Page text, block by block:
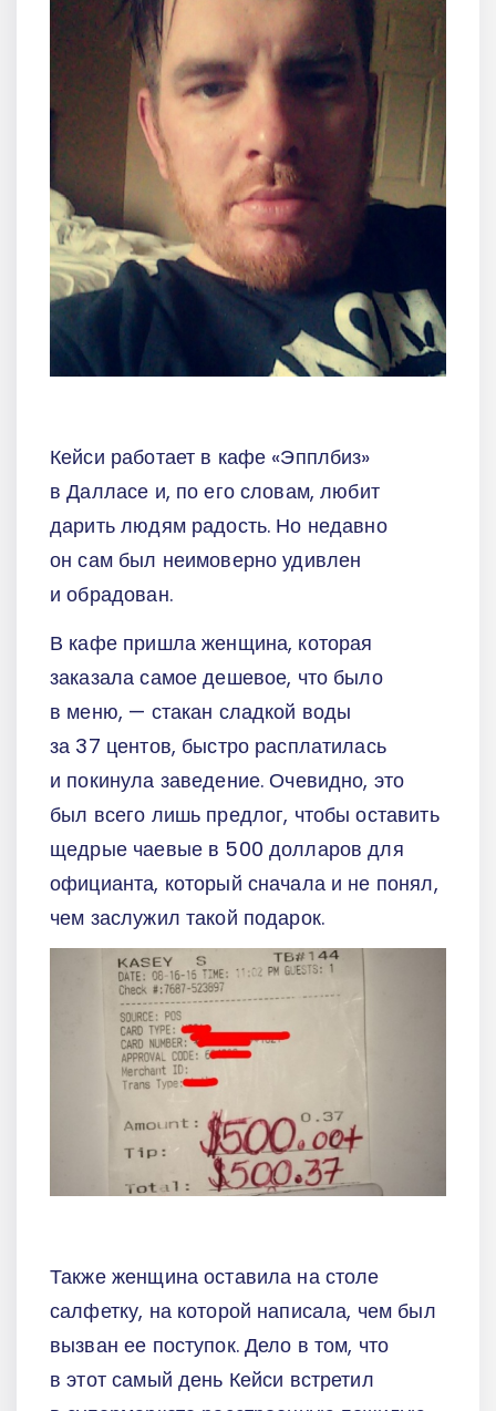
Кейси работает в кафе «Эпплбиз»
в Далласе и, по его словам, любит
дарить людям радость. Но недавно
он сам был неимоверно удивлен
и обрадован.
В кафе пришла женщина, которая
заказала самое дешевое, что было
в меню, — стакан сладкой воды
за 37 центов, быстро расплатилась
и покинула заведение. Очевидно, это
был всего лишь предлог, чтобы оставить
щедрые чаевые в 500 долларов для
официанта, который сначала и не понял,
чем заслужил такой подарок.
Также женщина оставила на столе
салфетку, на которой написала, чем был
вызван ее поступок. Дело в том, что
в этот самый день Кейси встретил